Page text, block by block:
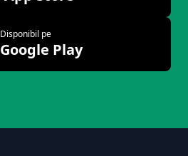
Disponibil pe
Google Play